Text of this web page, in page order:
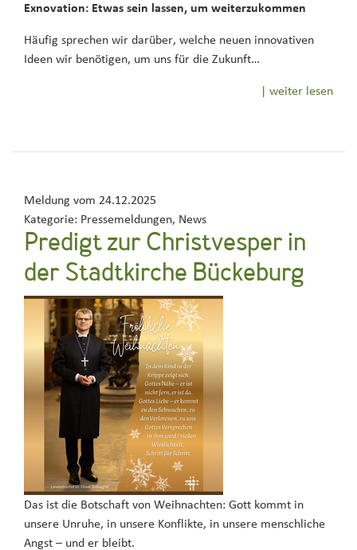
Exnovation: Etwas sein lassen, um weiterzukommen
Häufig sprechen wir darüber, welche neuen innovativen
Ideen wir benötigen, um uns für die Zukunft…
| weiter lesen
Meldung vom 24.12.2025
Kategorie: Pressemeldungen, News
Predigt zur Christvesper in
der Stadtkirche Bückeburg
Das ist die Botschaft von Weihnachten: Gott kommt in
unsere Unruhe, in unsere Konflikte, in unsere menschliche
Angst – und er bleibt.